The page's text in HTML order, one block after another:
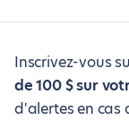
Inscrivez-vous
de 100 $ sur
d'alertes en cas